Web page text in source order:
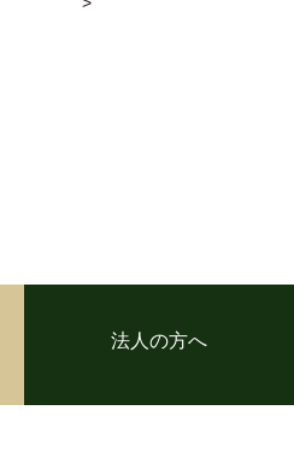
法人の方へ